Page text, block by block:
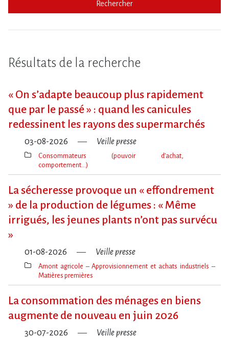
Rechercher
Résultats de la recherche
« On s​‌’adapte beaucoup plus rapidement
que par le passé » : quand les canicules
redessinent les rayons des supermarchés
03-08-2026 Veille presse
Thèmes(s)
Consommateurs (pouvoir d’achat,
comportement…)
La sécheresse provoque un « effondrement
» de la production de légumes : « Même
irrigués, les jeunes plants n’ont pas survécu
»
01-08-2026 Veille presse
Thèmes(s)
Amont agricole – Approvisionnement et achats industriels –
Matières premières
La consommation des ménages en biens
augmente de nouveau en juin 2026
30-07-2026 Veille presse